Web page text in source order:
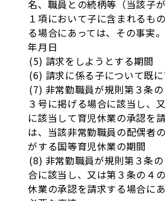
名、職員との続柄等（当該子
１項において子に含まれるも
る場合にあっては、その事実
年月日
(5) 請求をしようとする期間
(6) 請求に係る子について既に
(7) 非常勤職員が規則第３条の
３号に掲げる場合に該当し、
に該当して育児休業の承認を
は、当該非常勤職員の配偶者
がする国等育児休業の期間
(8) 非常勤職員が規則第３条の
合に該当し、又は第３条の４
休業の承認を請求する場合に